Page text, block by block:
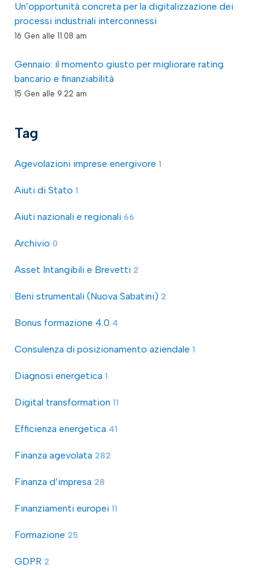
Un’opportunità concreta per la digitalizzazione dei
processi industriali interconnessi
16 Gen alle 11:08 am
Gennaio: il momento giusto per migliorare rating
bancario e finanziabilità
15 Gen alle 9:22 am
Tag
Agevolazioni imprese energivore 1
Aiuti di Stato 1
Aiuti nazionali e regionali 66
Archivio 0
Asset Intangibili e Brevetti 2
Beni strumentali (Nuova Sabatini) 2
Bonus formazione 4.0 4
Consulenza di posizionamento aziendale 1
Diagnosi energetica 1
Digital transformation 11
Efficienza energetica 41
Finanza agevolata 282
Finanza d’impresa 28
Finanziamenti europei 11
Formazione 25
GDPR 2